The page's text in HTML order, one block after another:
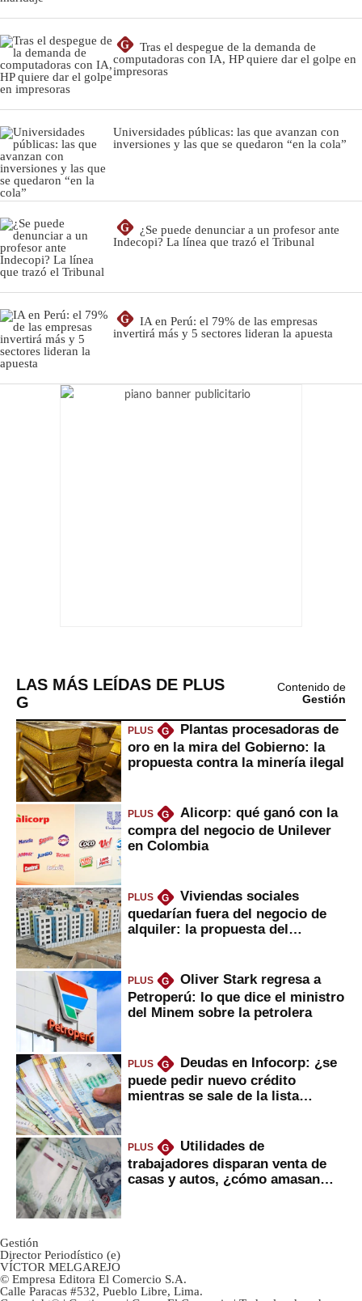
G
Tras el despegue de la demanda de
computadoras con IA, HP quiere dar el golpe en
impresoras
Universidades públicas: las que avanzan con
inversiones y las que se quedaron “en la cola”
G
¿Se puede denunciar a un profesor ante
Indecopi? La línea que trazó el Tribunal
G
IA en Perú: el 79% de las empresas
invertirá más y 5 sectores lideran la apuesta
LAS MÁS LEÍDAS DE PLUS
G
Contenido de
Gestión
PLUS G
Plantas procesadoras de
oro en la mira del Gobierno: la
propuesta contra la minería ilegal
PLUS G
Alicorp: qué ganó con la
compra del negocio de Unilever
en Colombia
PLUS G
Viviendas sociales
quedarían fuera del negocio de
alquiler: la propuesta del
PLUS G
Oliver Stark regresa a
Petroperú: lo que dice el ministro
del Minem sobre la petrolera
PLUS G
Deudas en Infocorp: ¿se
puede pedir nuevo crédito
mientras se sale de la lista
PLUS G
Utilidades de
trabajadores disparan venta de
casas y autos, ¿cómo amasan
Gestión
Director Periodístico (e)
VÍCTOR MELGAREJO
© Empresa Editora El Comercio S.A.
Calle Paracas #532, Pueblo Libre, Lima.